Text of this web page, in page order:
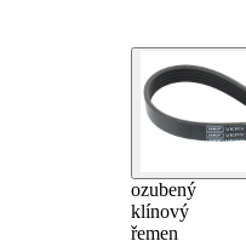
ozubený
klínový
řemen